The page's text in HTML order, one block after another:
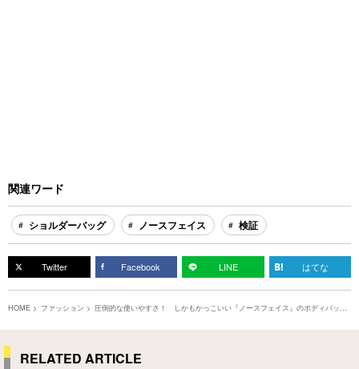
関連ワード
ショルダーバッグ ノースフェイス 検証
Twitter Facebook LINE はてな
HOME ファッション
圧倒的な使いやすさ！ しかもかっこいい『ノースフェイス』のボディバッグ
RELATED ARTICLE